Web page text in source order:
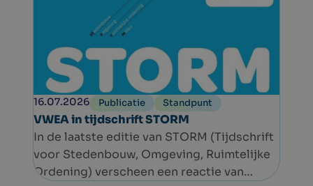
verschillende locaties in Europa. In België
gaat het dit jaar om de tweede editie.
16.07.2026 Publicatie Standpunt
VWEA in tijdschrift STORM
In de laatste editie van STORM (Tijdschrift
voor Stedenbouw, Omgeving, Ruimtelijke
Ordening) verscheen een reactie van